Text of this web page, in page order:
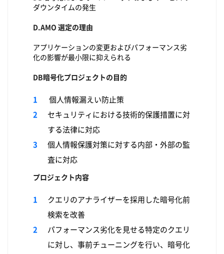
ダウンタイムの発生
D.AMO 選定の理由
アプリケーションの変更およびパフォーマンス劣
化の影響が最小限に抑えられる
DB暗号化プロジェクトの目的
個人情報漏えい防止策
セキュリティにおける技術的保護措置に対
する法律に対応
個人情報保護対策に対する内部・外部の監
査に対応
プロジェクト内容
クエリのアナライザーを採用した暗号化前
検索を改善
パフォーマンス劣化を見せる特定のクエリ
に対し、事前チューニングを行い、暗号化